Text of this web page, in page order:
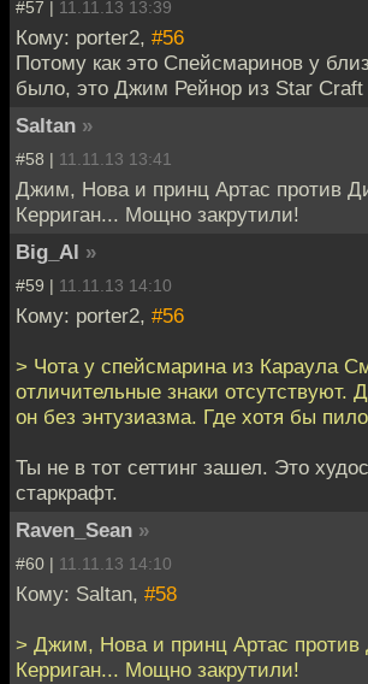
#57 | 11.11.13 13:39
Кому: porter2, #56
Потому как это Спейсмаринов у
было, это Джим Рейнор из Star Craft
Saltan »
#58 | 11.11.13 13:41
Джим, Нова и принц Артас против
Керриган... Мощно закрутили!
Big_Al »
#59 | 11.11.13 14:10
Кому: porter2, #56
> Чота у спейсмарина из Караула
отличительные знаки отсутствуют.
он без энтузиазма. Где хотя бы
Ты не в тот сеттинг зашел. Это
старкрафт.
Raven_Sean »
#60 | 11.11.13 14:10
Кому: Saltan, #58
> Джим, Нова и принц Артас
Керриган... Мощно закрутили!